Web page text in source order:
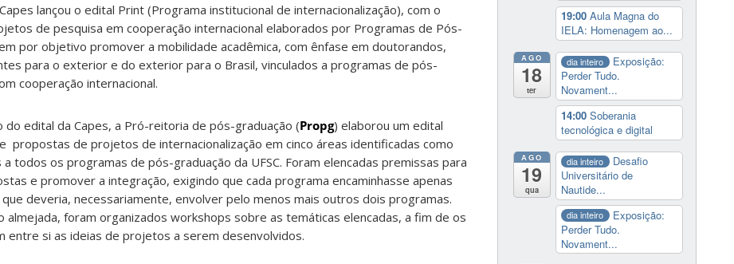
lançou o edital Print (Programa institucional de internacionalização), com o
de pesquisa em cooperação internacional elaborados por Programas de Pós-
por objetivo promover a mobilidade acadêmica, com ênfase em doutorandos,
para o exterior e do exterior para o Brasil, vinculados a programas de pós-
cooperação internacional.
do edital da Capes, a Pró-reitoria de pós-graduação (Propg) elaborou um edital
propostas de projetos de internacionalização em cinco áreas identificadas como
todos os programas de pós-graduação da UFSC. Foram elencadas premissas para
e promover a integração, exigindo que cada programa encaminhasse apenas
deveria, necessariamente, envolver pelo menos mais outros dois programas.
almejada, foram organizados workshops sobre as temáticas elencadas, a fim de os
entre si as ideias de projetos a serem desenvolvidos.
19:00 Aula Magna do
IELA: Homenagem ao...
AGO
18
ter
dia inteiro
Exposição:
Perder Tudo.
Novament...
14:00 Soberania
tecnológica e digital
AGO
19
qua
dia inteiro
Desafio
Universitário de
Nautide...
dia inteiro
Exposição:
Perder Tudo.
Novament...